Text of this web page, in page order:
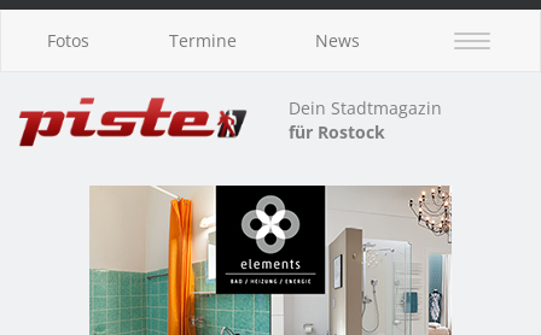
Fotos Termine News
Dein Stadtmagazin
für Rostock